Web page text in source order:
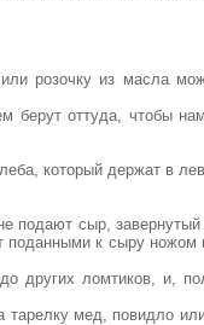
розочку из масла
берут оттуда, чтобы
который держат в
подают сыр,
поданными к сыру ножом
других ломтиков, и,
тарелку мед, повидло